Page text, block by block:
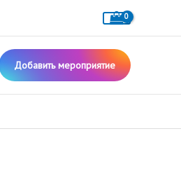
Добавить мероприятие